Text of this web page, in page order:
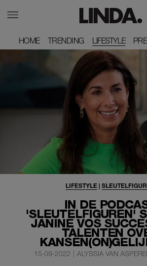
HOME
HOME TRENDING
TRENDING LIFESTYLE
IN DE
'SLEUTELFIGUREN'
JANINE VOS
TALENTEN
LIFESTYLE |
15-09-2022 | ALYSSIA VAN